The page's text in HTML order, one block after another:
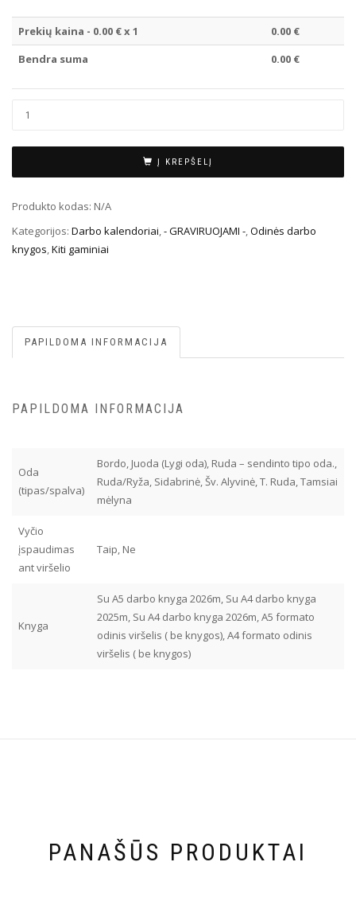
Prekių kaina - 0.00 € x 1 0.00 €
Bendra suma
0.00 €
Į KREPŠELĮ
Produkto kodas: N/A
Kategorijos: Darbo kalendoriai,- GRAVIRUOJAMI -,Odinės darbo
knygos,Kiti gaminiai
PAPILDOMA INFORMACIJA
PAPILDOMA INFORMACIJA
Oda
(tipas/spalva)
Bordo, Juoda (Lygi oda), Ruda – sendinto tipo oda.,
Ruda/Ryža, Sidabrinė, Šv. Alyvinė, T. Ruda, Tamsiai
mėlyna
Vyčio
įspaudimas
ant viršelio
Taip, Ne
Knyga
Su A5 darbo knyga 2026m, Su A4 darbo knyga
2025m, Su A4 darbo knyga 2026m, A5 formato
odinis viršelis ( be knygos), A4 formato odinis
viršelis ( be knygos)
PANAŠŪS PRODUKTAI